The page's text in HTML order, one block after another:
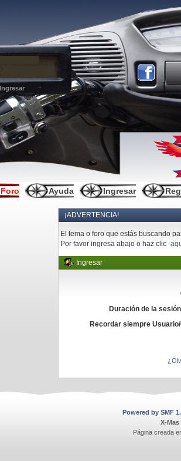
Foro Ayuda Ingresar
¡ADVERTENCIA!
El tema o foro que estás buscando
Por favor ingresa abajo o haz clic-
Ingresar
Duración de la
Recordar siempre
Powered by SMF
X-Mas
Página creada